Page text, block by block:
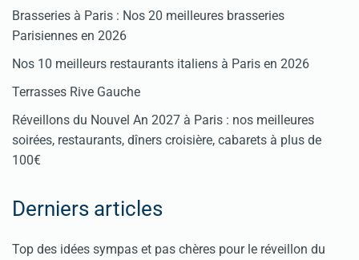
Brasseries à Paris : Nos 20 meilleures brasseries
Parisiennes en 2026
Nos 10 meilleurs restaurants italiens à Paris en 2026
Terrasses Rive Gauche
Réveillons du Nouvel An 2027 à Paris : nos meilleures
soirées, restaurants, dîners croisière, cabarets à plus de
100€
Derniers articles
Top des idées sympas et pas chères pour le réveillon du